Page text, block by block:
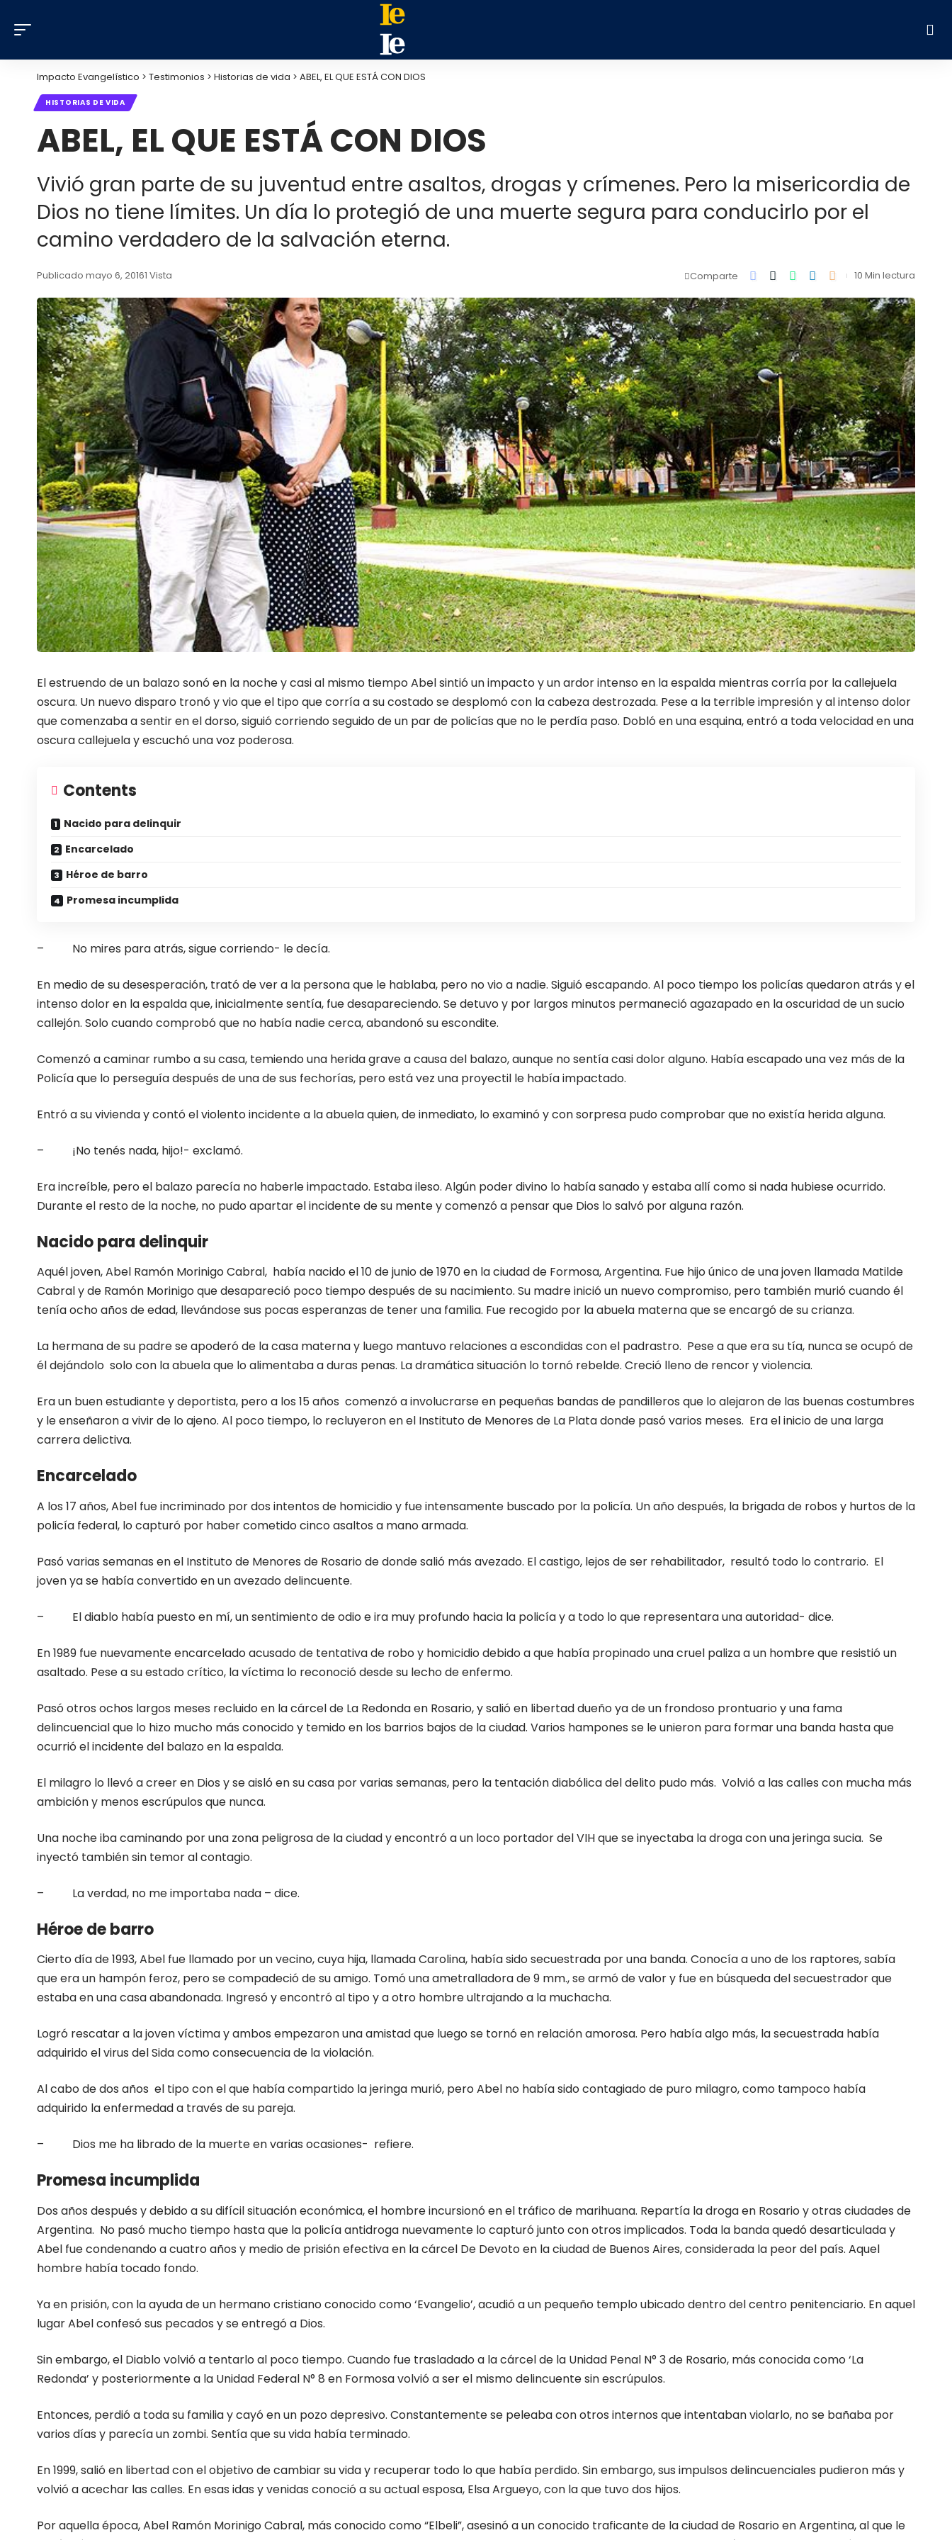
Impacto Evangelístico > Testimonios > Historias de vida > ABEL, EL QUE ESTÁ CON DIOS
HISTORIAS DE VIDA
ABEL, EL QUE ESTÁ CON DIOS
Vivió gran parte de su juventud entre asaltos, drogas y crímenes. Pero la misericordia de
Dios no tiene límites. Un día lo protegió de una muerte segura para conducirlo por el
camino verdadero de la salvación eterna.
Publicado mayo 6, 20161 Vista Comparte 10 Min lectura
El estruendo de un balazo sonó en la noche y casi al mismo tiempo Abel sintió un impacto y un ardor intenso en la espalda mientras corría por la callejuela
oscura. Un nuevo disparo tronó y vio que el tipo que corría a su costado se desplomó con la cabeza destrozada. Pese a la terrible impresión y al intenso dolor
que comenzaba a sentir en el dorso, siguió corriendo seguido de un par de policías que no le perdía paso. Dobló en una esquina, entró a toda velocidad en una
oscura callejuela y escuchó una voz poderosa.
Contents
Nacido para delinquir
Encarcelado
Héroe de barro
Promesa incumplida
– No mires para atrás, sigue corriendo- le decía.
En medio de su desesperación, trató de ver a la persona que le hablaba, pero no vio a nadie. Siguió escapando. Al poco tiempo los policías quedaron atrás y el
intenso dolor en la espalda que, inicialmente sentía, fue desapareciendo. Se detuvo y por largos minutos permaneció agazapado en la oscuridad de un sucio
callejón. Solo cuando comprobó que no había nadie cerca, abandonó su escondite.
Comenzó a caminar rumbo a su casa, temiendo una herida grave a causa del balazo, aunque no sentía casi dolor alguno. Había escapado una vez más de la
Policía que lo perseguía después de una de sus fechorías, pero está vez una proyectil le había impactado.
Entró a su vivienda y contó el violento incidente a la abuela quien, de inmediato, lo examinó y con sorpresa pudo comprobar que no existía herida alguna.
– ¡No tenés nada, hijo!- exclamó.
Era increíble, pero el balazo parecía no haberle impactado. Estaba ileso. Algún poder divino lo había sanado y estaba allí como si nada hubiese ocurrido.
Durante el resto de la noche, no pudo apartar el incidente de su mente y comenzó a pensar que Dios lo salvó por alguna razón.
Nacido para delinquir
Aquél joven, Abel Ramón Morinigo Cabral, había nacido el 10 de junio de 1970 en la ciudad de Formosa, Argentina. Fue hijo único de una joven llamada Matilde
Cabral y de Ramón Morinigo que desapareció poco tiempo después de su nacimiento. Su madre inició un nuevo compromiso, pero también murió cuando él
tenía ocho años de edad, llevándose sus pocas esperanzas de tener una familia. Fue recogido por la abuela materna que se encargó de su crianza.
La hermana de su padre se apoderó de la casa materna y luego mantuvo relaciones a escondidas con el padrastro. Pese a que era su tía, nunca se ocupó de
él dejándolo solo con la abuela que lo alimentaba a duras penas. La dramática situación lo tornó rebelde. Creció lleno de rencor y violencia.
Era un buen estudiante y deportista, pero a los 15 años comenzó a involucrarse en pequeñas bandas de pandilleros que lo alejaron de las buenas costumbres
y le enseñaron a vivir de lo ajeno. Al poco tiempo, lo recluyeron en el Instituto de Menores de La Plata donde pasó varios meses. Era el inicio de una larga
carrera delictiva.
Encarcelado
A los 17 años, Abel fue incriminado por dos intentos de homicidio y fue intensamente buscado por la policía. Un año después, la brigada de robos y hurtos de la
policía federal, lo capturó por haber cometido cinco asaltos a mano armada.
Pasó varias semanas en el Instituto de Menores de Rosario de donde salió más avezado. El castigo, lejos de ser rehabilitador, resultó todo lo contrario. El
joven ya se había convertido en un avezado delincuente.
– El diablo había puesto en mí, un sentimiento de odio e ira muy profundo hacia la policía y a todo lo que representara una autoridad- dice.
En 1989 fue nuevamente encarcelado acusado de tentativa de robo y homicidio debido a que había propinado una cruel paliza a un hombre que resistió un
asaltado. Pese a su estado crítico, la víctima lo reconoció desde su lecho de enfermo.
Pasó otros ochos largos meses recluido en la cárcel de La Redonda en Rosario, y salió en libertad dueño ya de un frondoso prontuario y una fama
delincuencial que lo hizo mucho más conocido y temido en los barrios bajos de la ciudad. Varios hampones se le unieron para formar una banda hasta que
ocurrió el incidente del balazo en la espalda.
El milagro lo llevó a creer en Dios y se aisló en su casa por varias semanas, pero la tentación diabólica del delito pudo más. Volvió a las calles con mucha más
ambición y menos escrúpulos que nunca.
Una noche iba caminando por una zona peligrosa de la ciudad y encontró a un loco portador del VIH que se inyectaba la droga con una jeringa sucia. Se
inyectó también sin temor al contagio.
– La verdad, no me importaba nada – dice.
Héroe de barro
Cierto día de 1993, Abel fue llamado por un vecino, cuya hija, llamada Carolina, había sido secuestrada por una banda. Conocía a uno de los raptores, sabía
que era un hampón feroz, pero se compadeció de su amigo. Tomó una ametralladora de 9 mm., se armó de valor y fue en búsqueda del secuestrador que
estaba en una casa abandonada. Ingresó y encontró al tipo y a otro hombre ultrajando a la muchacha.
Logró rescatar a la joven víctima y ambos empezaron una amistad que luego se tornó en relación amorosa. Pero había algo más, la secuestrada había
adquirido el virus del Sida como consecuencia de la violación.
Al cabo de dos años el tipo con el que había compartido la jeringa murió, pero Abel no había sido contagiado de puro milagro, como tampoco había
adquirido la enfermedad a través de su pareja.
– Dios me ha librado de la muerte en varias ocasiones- refiere.
Promesa incumplida
Dos años después y debido a su difícil situación económica, el hombre incursionó en el tráfico de marihuana. Repartía la droga en Rosario y otras ciudades de
Argentina. No pasó mucho tiempo hasta que la policía antidroga nuevamente lo capturó junto con otros implicados. Toda la banda quedó desarticulada y
Abel fue condenando a cuatro años y medio de prisión efectiva en la cárcel De Devoto en la ciudad de Buenos Aires, considerada la peor del país. Aquel
hombre había tocado fondo.
Ya en prisión, con la ayuda de un hermano cristiano conocido como ‘Evangelio’, acudió a un pequeño templo ubicado dentro del centro penitenciario. En aquel
lugar Abel confesó sus pecados y se entregó a Dios.
Sin embargo, el Diablo volvió a tentarlo al poco tiempo. Cuando fue trasladado a la cárcel de la Unidad Penal N° 3 de Rosario, más conocida como ‘La
Redonda’ y posteriormente a la Unidad Federal N° 8 en Formosa volvió a ser el mismo delincuente sin escrúpulos.
Entonces, perdió a toda su familia y cayó en un pozo depresivo. Constantemente se peleaba con otros internos que intentaban violarlo, no se bañaba por
varios días y parecía un zombi. Sentía que su vida había terminado.
En 1999, salió en libertad con el objetivo de cambiar su vida y recuperar todo lo que había perdido. Sin embargo, sus impulsos delincuenciales pudieron más y
volvió a acechar las calles. En esas idas y venidas conoció a su actual esposa, Elsa Argueyo, con la que tuvo dos hijos.
Por aquella época, Abel Ramón Morinigo Cabral, más conocido como “Elbeli”, asesinó a un conocido traficante de la ciudad de Rosario en Argentina, al que le